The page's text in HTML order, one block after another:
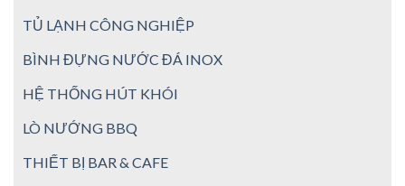
TỦ LẠNH CÔNG NGHIỆP
BÌNH ĐỰNG NƯỚC ĐÁ INOX
HỆ THỐNG HÚT KHÓI
LÒ NƯỚNG BBQ
THIẾT BỊ BAR & CAFE